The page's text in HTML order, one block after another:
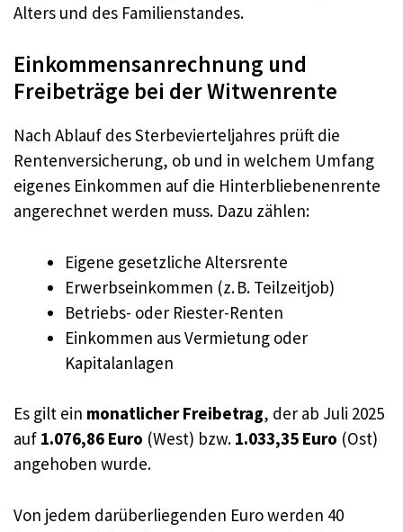
Alters und des Familienstandes.
Einkommensanrechnung und
Freibeträge bei der Witwenrente
Nach Ablauf des Sterbevierteljahres prüft die
Rentenversicherung, ob und in welchem Umfang
eigenes Einkommen auf die Hinterbliebenenrente
angerechnet werden muss. Dazu zählen:
Eigene gesetzliche Altersrente
Erwerbseinkommen (z. B. Teilzeitjob)
Betriebs- oder Riester-Renten
Einkommen aus Vermietung oder
Kapitalanlagen
Es gilt ein monatlicher Freibetrag, der ab Juli 2025
auf 1.076,86 Euro (West) bzw. 1.033,35 Euro (Ost)
angehoben wurde.
Von jedem darüberliegenden Euro werden 40